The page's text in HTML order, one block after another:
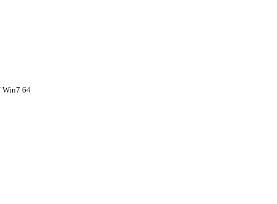
Win7 64